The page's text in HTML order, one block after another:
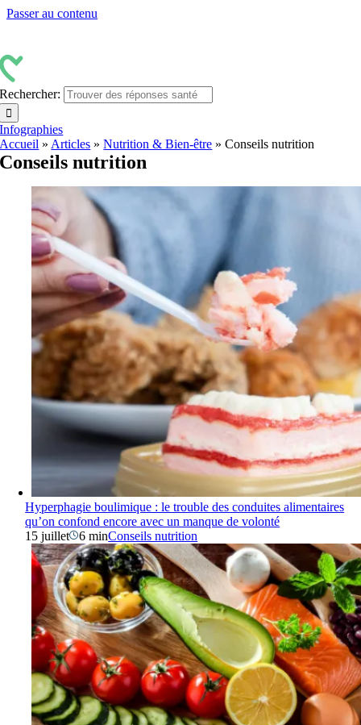
Passer au contenu
Rechercher:
Infographies
Accueil » Articles »Nutrition & Bien-être »Conseils nutrition
Conseils nutrition
Hyperphagie boulimique : le trouble des conduites alimentaires
qu’on confond encore avec un manque de volonté
15 juillet
6 minConseils nutrition